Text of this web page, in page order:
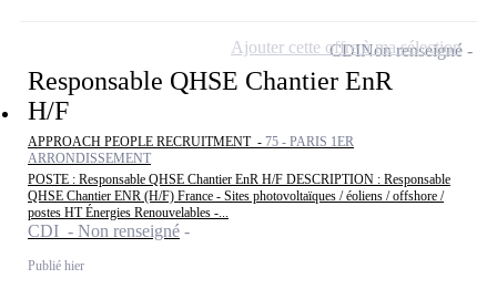
Responsable QHSE Chantier EnR
H/F
APPROACH PEOPLE RECRUITMENT - 75 - PARIS 1ER
ARRONDISSEMENT
POSTE : Responsable QHSE Chantier EnR H/F DESCRIPTION : Responsable
QHSE Chantier ENR (H/F) France - Sites photovoltaïques / éoliens / offshore /
postes HT Énergies Renouvelables -...
CDI - Non renseigné
Publié hier
CDINon renseigné
Ajouter cette offre à ma sélection